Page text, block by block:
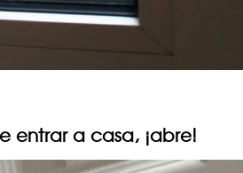
entrar a casa, ¡abre!